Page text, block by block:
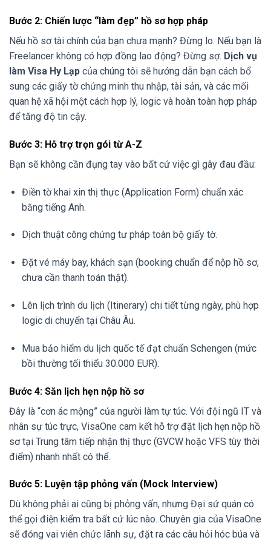
Bước 2: Chiến lược “làm đẹp” hồ sơ hợp pháp
Nếu hồ sơ tài chính của bạn chưa mạnh? Đừng lo. Nếu bạn là
Freelancer không có hợp đồng lao động? Đừng sợ. Dịch vụ
làm Visa Hy Lạp của chúng tôi sẽ hướng dẫn bạn cách bổ
sung các giấy tờ chứng minh thu nhập, tài sản, và các mối
quan hệ xã hội một cách hợp lý, logic và hoàn toàn hợp pháp
để tăng độ tin cậy.
Bước 3: Hỗ trợ trọn gói từ A-Z
Bạn sẽ không cần đụng tay vào bất cứ việc gì gây đau đầu:
Điền tờ khai xin thị thực (Application Form) chuẩn xác
bằng tiếng Anh.
Dịch thuật công chứng tư pháp toàn bộ giấy tờ.
Đặt vé máy bay, khách sạn (booking chuẩn để nộp hồ sơ,
chưa cần thanh toán thật).
Lên lịch trình du lịch (Itinerary) chi tiết từng ngày, phù hợp
logic di chuyển tại Châu Âu.
Mua bảo hiểm du lịch quốc tế đạt chuẩn Schengen (mức
bồi thường tối thiểu 30.000 EUR).
Bước 4: Săn lịch hẹn nộp hồ sơ
Đây là “cơn ác mộng” của người làm tự túc. Với đội ngũ IT và
nhân sự túc trực, VisaOne cam kết hỗ trợ đặt lịch hẹn nộp hồ
sơ tại Trung tâm tiếp nhận thị thực (GVCW hoặc VFS tùy thời
điểm) nhanh nhất có thể.
Bước 5: Luyện tập phỏng vấn (Mock Interview)
Dù không phải ai cũng bị phỏng vấn, nhưng Đại sứ quán có
thể gọi điện kiểm tra bất cứ lúc nào. Chuyên gia của VisaOne
sẽ đóng vai viên chức lãnh sự, đặt ra các câu hỏi hóc búa và